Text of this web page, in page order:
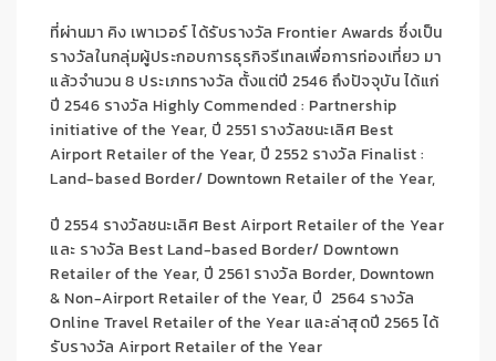
ที่ผ่านมา คิง เพาเวอร์ ได้รับรางวัล Frontier Awards ซึ่งเป็น
รางวัลในกลุ่มผู้ประกอบการธุรกิจรีเทลเพื่อการท่องเที่ยว มา
แล้วจำนวน 8 ประเภทรางวัล ตั้งแต่ปี 2546 ถึงปัจจุบันได้แก่
ปี 2546 รางวัล Highly Commended : Partnership
initiative of the Year, ปี 2551 รางวัลชนะเลิศBest
Airport Retailer of the Year, ปี 2552 รางวัล Finalist :
Land-based Border/ Downtown Retailer of the Year,
ปี 2554 รางวัลชนะเลิศBest Airport Retailer of the Year
และ รางวัล Best Land-based Border/ Downtown
Retailer of the Year, ปี 2561 รางวัล Border, Downtown
& Non-Airport Retailer of the Year, ปี 2564 รางวัล
Online Travel Retailer of the Year และล่าสุดปี 2565ได้
รับรางวัล Airport Retailer of the Year